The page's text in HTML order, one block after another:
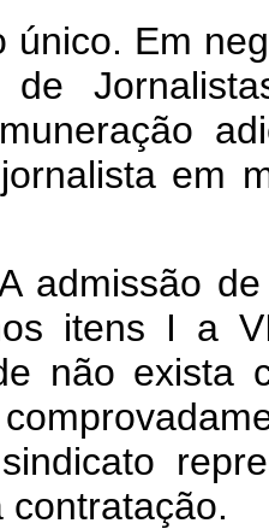
Em
de
em
de
itens I a
não exista